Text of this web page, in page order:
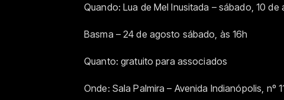
Quando: Lua de Mel Inusitada – sábado, 10 de
Basma – 24 de agosto sábado, às 16h
Quanto: gratuito para associados
Onde: Sala Palmira – Avenida Indianópolis, nº